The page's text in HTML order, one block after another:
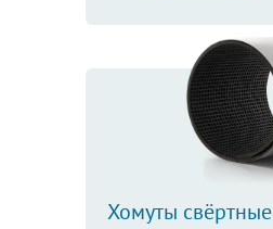
Хомуты свёртные